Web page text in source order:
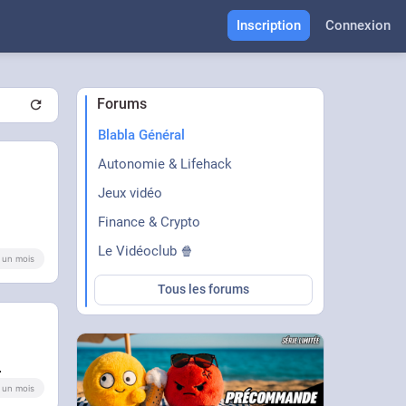
Inscription Connexion
un mois
un mois
Forums
Blabla Général
Autonomie & Lifehack
Jeux vidéo
Finance & Crypto
Le Vidéoclub 🍿
Tous les forums